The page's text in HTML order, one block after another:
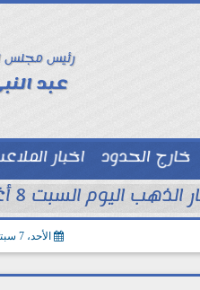
رئيس مجلس
عبد
خارج الحدود اخبار
توك شو
اليوم السبت 8 أغسطس 2026 فى محلات الصاغة
الأحد، 7 سبتمبر 2025